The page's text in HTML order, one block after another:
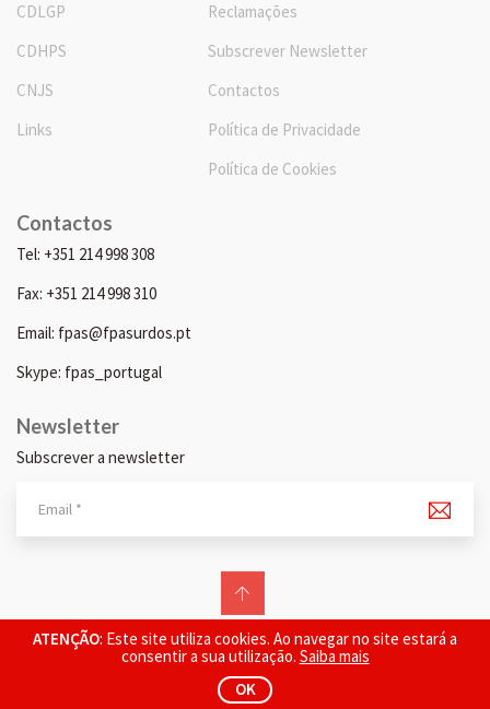
ATENÇÃO: Este site utiliza cookies. Ao navegar no site estará a
consentir a sua utilização. Saiba mais
OK
CDLGP
CDHPS
CNJS
Links
Reclamações
Subscrever Newsletter
Contactos
Política de Privacidade
Política de Cookies
Contactos
Tel: +351 214 998 308
Fax: +351 214 998 310
Email: fpas@fpasurdos.pt
Skype: fpas_portugal
Newsletter
Subscrever a newsletter
© 2026 FPAS. Todos os direitos reservados.